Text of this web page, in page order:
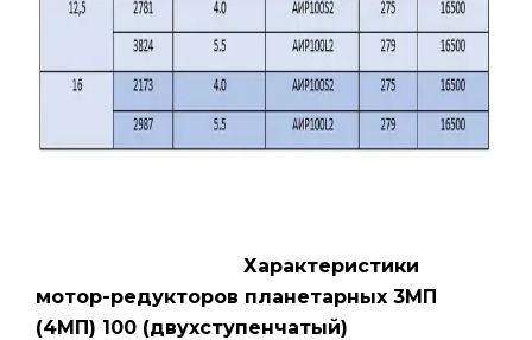
Характеристики
мотор-редукторов планетарных 3МП
(4МП) 100 (двухступенчатый)